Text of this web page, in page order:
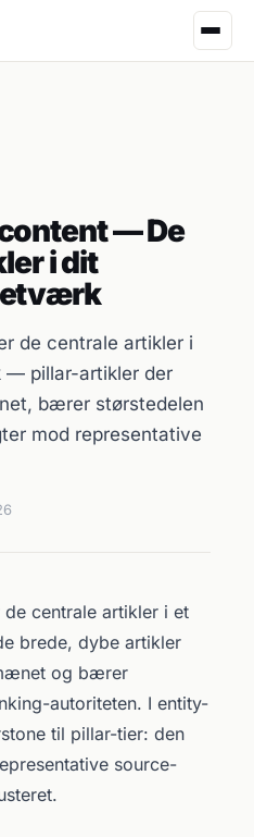
— De
i dit
de centrale artikler i
pillar-artikler der
bærer størstedelen
mod representative
centrale artikler i et
brede, dybe artikler
og bærer
autoriteten. I entity-
til pillar-tier: den
source-